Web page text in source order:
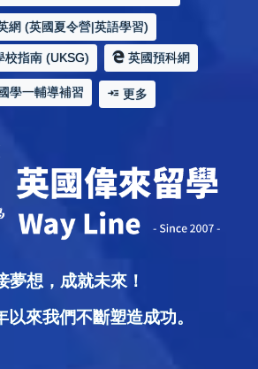
網 (英國夏令營|英語學習)
指南 (UKSG) 英國預科網
學一輔導補習 更多
夢想，成就未來！
以來我們不斷塑造成功。